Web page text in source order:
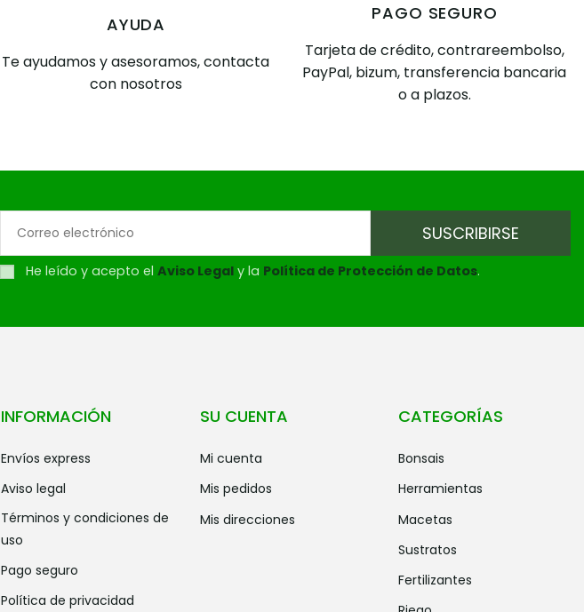
AYUDA
Te ayudamos y asesoramos, contacta
con nosotros
PAGO SEGURO
Tarjeta de crédito, contrareembolso,
PayPal, bizum, transferencia bancaria
o a plazos.
He leído y acepto el Aviso Legal y la Política de Protección de Datos.
INFORMACIÓN
envíos express
aviso legal
términos y condiciones de
uso
pago seguro
política de privacidad
SU CUENTA
mi cuenta
mis pedidos
mis direcciones
CATEGORÍAS
bonsais
herramientas
macetas
sustratos
fertilizantes